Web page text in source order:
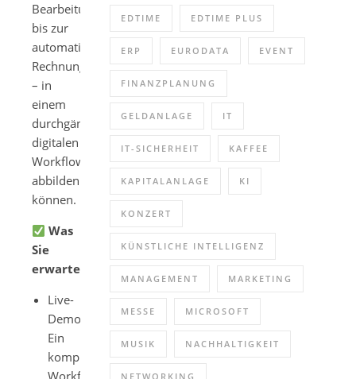
Bearbeitung
bis zur
automatisierten
Rechnung
– in
einem
durchgängigen,
digitalen
Workflow
abbilden
können.
Was
Sie
erwartet:
Live-
Demo:
Ein
kompletter
Workflow
EDTIME EDTIME PLUS
ERP EURODATA EVENT
FINANZPLANUNG
GELDANLAGE IT
IT-SICHERHEIT KAFFEE
KAPITALANLAGE KI
KONZERT
KÜNSTLICHE INTELLIGENZ
MANAGEMENT MARKETING
MESSE MICROSOFT
MUSIK NACHHALTIGKEIT
NETWORKING